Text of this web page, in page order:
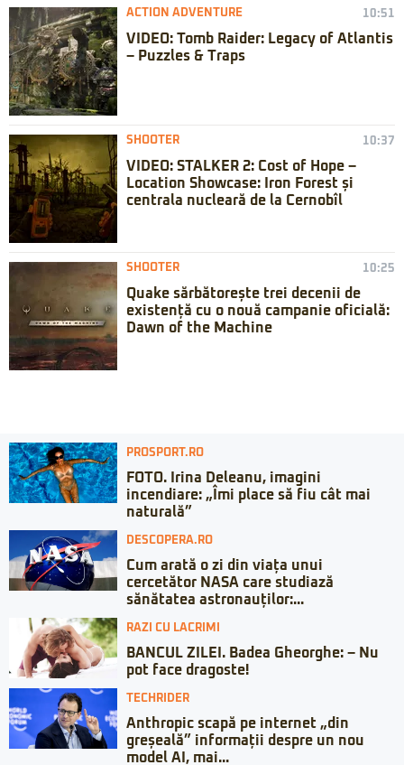
ACTION ADVENTURE 10:51
VIDEO: Tomb Raider: Legacy of Atlantis
– Puzzles & Traps
SHOOTER 10:37
VIDEO: STALKER 2: Cost of Hope –
Location Showcase: Iron Forest și
centrala nucleară de la Cernobîl
SHOOTER 10:25
Quake sărbătorește trei decenii de
existență cu o nouă campanie oficială:
Dawn of the Machine
PROSPORT.RO
FOTO. Irina Deleanu, imagini
incendiare: „Îmi place să fiu cât mai
naturală”
DESCOPERA.RO
Cum arată o zi din viața unui
cercetător NASA care studiază
sănătatea astronauților:...
RAZI CU LACRIMI
BANCUL ZILEI. Badea Gheorghe: – Nu
pot face dragoste!
TECHRIDER
Anthropic scapă pe internet „din
greșeală” informații despre un nou
model AI, mai...